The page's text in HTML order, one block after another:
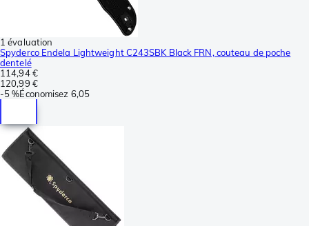
1 évaluation
Spyderco Endela Lightweight C243SBK Black FRN, couteau de poche
dentelé
114,94 €
120,99 €
-5 %Économisez 6,05